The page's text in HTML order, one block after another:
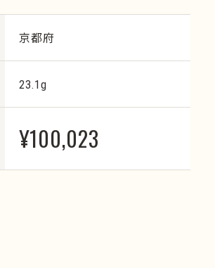
京都府
23.1g
¥100,023